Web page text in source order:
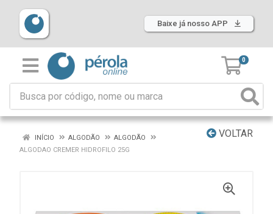
Baixe já nosso APP
0
VOLTAR
INÍCIO ALGODÃO
ALGODÃO
ALGODAO CREMER HIDROFILO 25G